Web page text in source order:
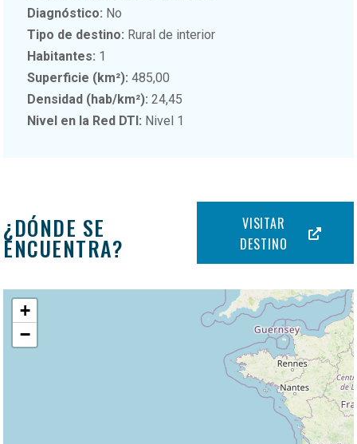
Diagnóstico: No
Tipo de destino: Rural de interior
Habitantes: 1
Superficie (km²): 485,00
Densidad (hab/km²): 24,45
Nivel en la Red DTI: Nivel 1
¿DÓNDE SE
ENCUENTRA?
VISITAR
DESTINO
+
−